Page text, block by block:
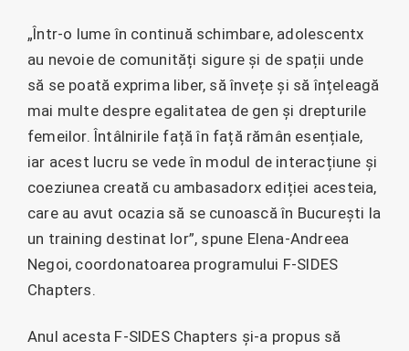
„Într-o lume în continuă schimbare, adolescentx
au nevoie de comunități sigure și de spații unde
să se poată exprima liber, să învețe și să înțeleagă
mai multe despre egalitatea de gen și drepturile
femeilor. Întâlnirile față în față rămân esențiale,
iar acest lucru se vede în modul de interacțiune și
coeziunea creată cu ambasadorx ediției acesteia,
care au avut ocazia să se cunoască în București la
un training destinat lor”, spune Elena-Andreea
Negoi, coordonatoarea programului F-SIDES
Chapters.
Anul acesta F-SIDES Chapters și-a propus să